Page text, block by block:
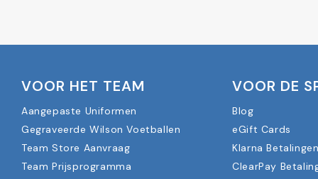
VOOR HET TEAM
Aangepaste Uniformen
Gegraveerde Wilson Voetballen
Team Store Aanvraag
Team Prijsprogramma
VOOR DE
Blog
eGift Cards
Klarna Betalingen
ClearPay